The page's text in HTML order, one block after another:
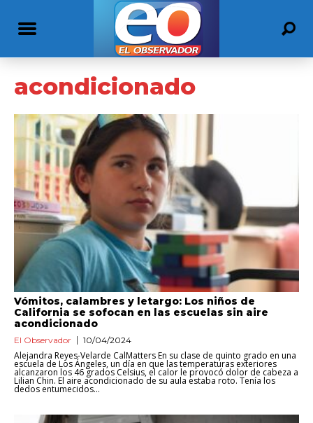
acondicionado
Vómitos, calambres y letargo: Los niños de
California se sofocan en las escuelas sin aire
acondicionado
El Observador 10/04/2024
Alejandra Reyes-Velarde CalMatters En su clase de quinto grado en una
escuela de Los Ángeles, un día en que las temperaturas exteriores
alcanzaron los 46 grados Celsius, el calor le provocó dolor de cabeza a
Lilian Chin. El aire acondicionado de su aula estaba roto. Tenía los
dedos entumecidos...